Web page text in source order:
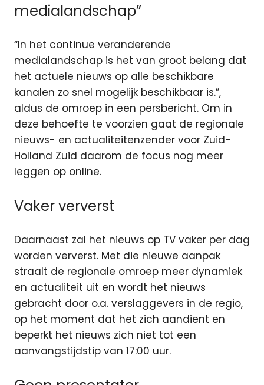
medialandschap”
“In het continue veranderende
medialandschap is het van groot belang dat
het actuele nieuws op alle beschikbare
kanalen zo snel mogelijk beschikbaar is.”,
aldus de omroep in een persbericht. Om in
deze behoefte te voorzien gaat de regionale
nieuws- en actualiteitenzender voor Zuid-
Holland Zuid daarom de focus nog meer
leggen op online.
Vaker ververst
Daarnaast zal het nieuws op TV vaker per dag
worden ververst. Met die nieuwe aanpak
straalt de regionale omroep meer dynamiek
en actualiteit uit en wordt het nieuws
gebracht door o.a. verslaggevers in de regio,
op het moment dat het zich aandient en
beperkt het nieuws zich niet tot een
aanvangstijdstip van 17:00 uur.